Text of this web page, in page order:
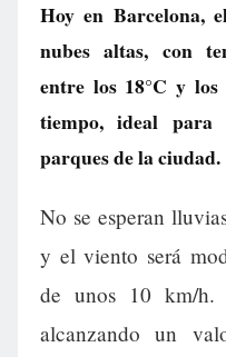
Hoy en Barcelona,
nubes altas, con
entre los 18°C y
tiempo, ideal
parques de la ciudad.
No se esperan
y el viento será
de unos 10 km/
alcanzando un